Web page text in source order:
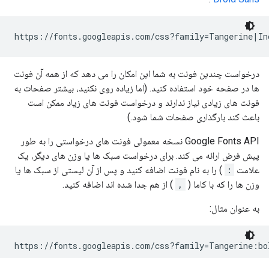
درخواست چندین فونت به شما این امکان را می دهد که از همه آن فونت
ها در صفحه خود استفاده کنید. (اما زیاده روی نکنید، بیشتر صفحات به
فونت های زیادی نیاز ندارند و درخواست فونت های زیاد ممکن است
باعث کند بارگذاری صفحات شما شود.)
Google Fonts API نسخه معمولی فونت های درخواستی را به طور
پیش فرض ارائه می کند. برای درخواست سبک ها یا وزن های دیگر، یک
علامت
: ) را به نام فونت اضافه کنید و پس از آن لیستی از سبک ها یا
وزن ها را که با کاما (
, ) از هم جدا شده اند اضافه کنید.
به عنوان مثال: